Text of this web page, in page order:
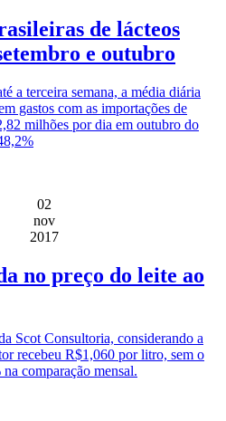
de lácteos
e outubro
a terceira semana, a média diária
gastos com as importações de
milhões por dia em outubro do
02
nov
2017
no preço do leite ao
Scot Consultoria, considerando a
recebeu R$1,060 por litro, sem o
comparação mensal.